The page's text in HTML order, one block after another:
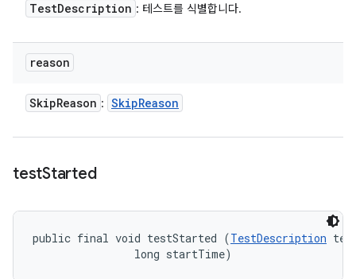
TestDescription : 테스트를 식별합니다.
reason
SkipReason : SkipReason
testStarted
public final void testStarted (TestDescription
                long startTime)